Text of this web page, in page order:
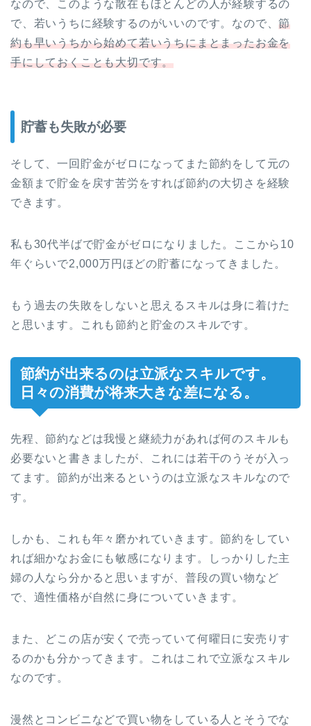
なので、このような散在もほとんどの人が経験するの
で、若いうちに経験するのがいいのです。なので、節
約も早いうちから始めて若いうちにまとまったお金を
手にしておくことも大切です。
貯蓄も失敗が必要
そして、一回貯金がゼロになってまた節約をして元の
金額まで貯金を戻す苦労をすれば節約の大切さを経験
できます。
私も30代半ばで貯金がゼロになりました。ここから10
年ぐらいで2,000万円ほどの貯蓄になってきました。
もう過去の失敗をしないと思えるスキルは身に着けた
と思います。これも節約と貯金のスキルです。
節約が出来るのは立派なスキルです。
日々の消費が将来大きな差になる。
先程、節約などは我慢と継続力があれば何のスキルも
必要ないと書きましたが、これには若干のうそが入っ
てます。節約が出来るというのは立派なスキルなので
す。
しかも、これも年々磨かれていきます。節約をしてい
れば細かなお金にも敏感になります。しっかりした主
婦の人なら分かると思いますが、普段の買い物など
で、適性価格が自然に身についていきます。
また、どこの店が安くで売っていて何曜日に安売りす
るのかも分かってきます。これはこれで立派なスキル
なのです。
漫然とコンビニなどで買い物をしている人とそうでな